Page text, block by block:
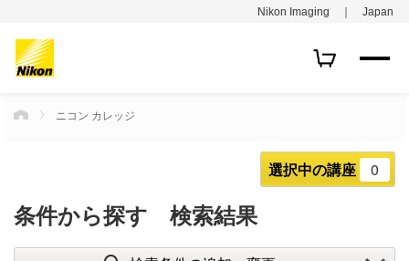
Nikon Imaging ｜ Japan
HOMEニコン カレッジ
選択中の講座 0
条件から探す 検索結果